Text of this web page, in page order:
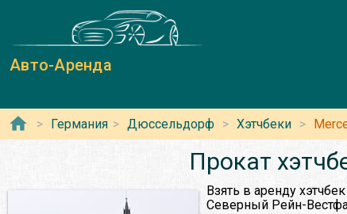
Авто-Аренда
Германия Дюссельдорф Хэтчбеки
Прокат
Взять в аренду
Северный Рейн-